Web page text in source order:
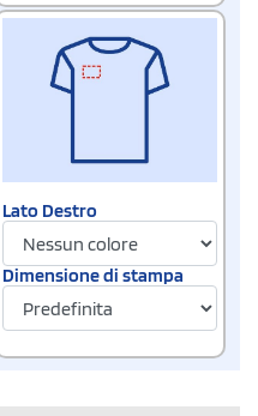
Lato Destro
Dimensione di stampa